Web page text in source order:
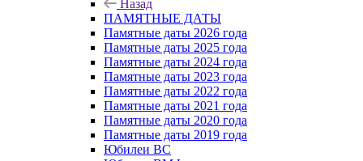
Назад
ПАМЯТНЫЕ ДАТЫ
Памятные даты 2026 года
Памятные даты 2025 года
Памятные даты 2024 года
Памятные даты 2023 года
Памятные даты 2022 года
Памятные даты 2021 года
Памятные даты 2020 года
Памятные даты 2019 года
Юбилеи ВС